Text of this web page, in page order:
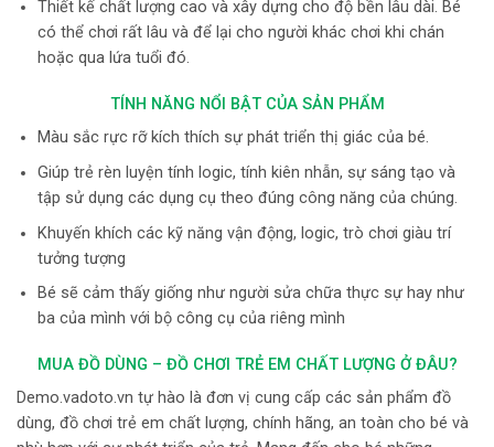
Thiết kế chất lượng cao và xây dựng cho độ bền lâu dài. Bé
có thể chơi rất lâu và để lại cho người khác chơi khi chán
hoặc qua lứa tuổi đó.
TÍNH NĂNG NỔI BẬT CỦA SẢN PHẨM
Màu sắc rực rỡ kích thích sự phát triển thị giác của bé.
Giúp trẻ rèn luyện tính logic, tính kiên nhẫn, sự sáng tạo và
tập sử dụng các dụng cụ theo đúng công năng của chúng.
Khuyến khích các kỹ năng vận động, logic, trò chơi giàu trí
tưởng tượng
Bé sẽ cảm thấy giống như người sửa chữa thực sự hay như
ba của mình với bộ công cụ của riêng mình
MUA ĐỒ DÙNG – ĐỒ CHƠI TRẺ EM CHẤT LƯỢNG Ở ĐÂU?
Demo.vadoto.vn tự hào là đơn vị cung cấp các sản phẩm đồ
dùng, đồ chơi trẻ em chất lượng, chính hãng, an toàn cho bé và